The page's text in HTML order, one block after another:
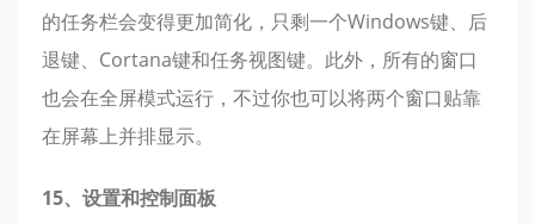
的任务栏会变得更加简化，只剩一个Windows键、后
退键、Cortana键和任务视图键。此外，所有的窗口
也会在全屏模式运行，不过你也可以将两个窗口贴靠
在屏幕上并排显示。
15、设置和控制面板